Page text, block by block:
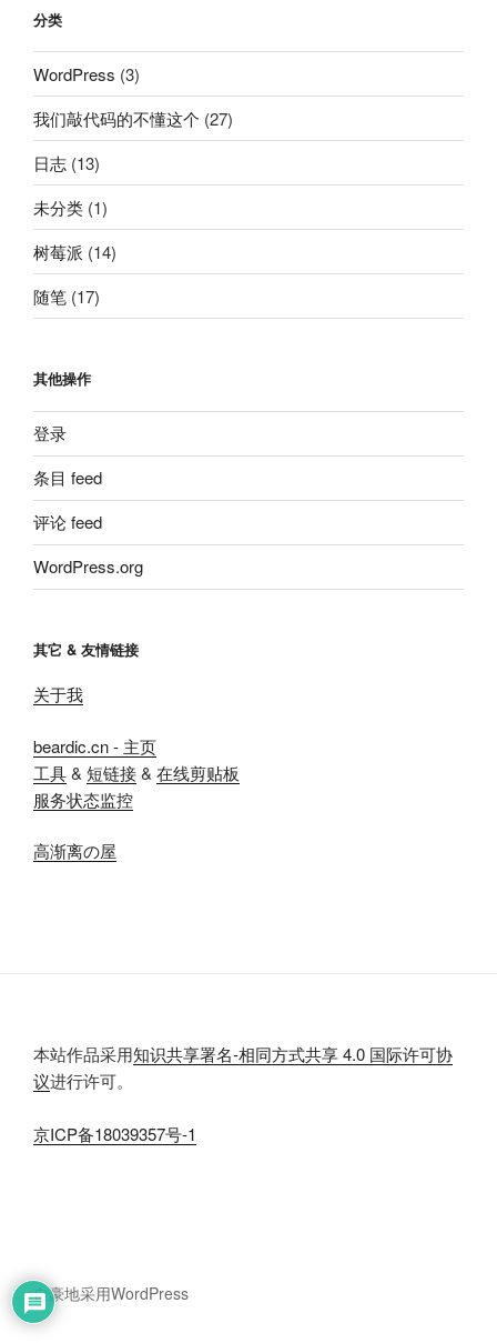
分类
WordPress (3)
我们敲代码的不懂这个 (27)
日志 (13)
未分类 (1)
树莓派 (14)
随笔 (17)
其他操作
登录
条目 feed
评论 feed
WordPress.org
其它 & 友情链接
关于我
beardic.cn - 主页
工具& 短链接& 在线剪贴板
服务状态监控
高渐离の屋
本站作品采用知识共享署名-相同方式共享 4.0 国际许可协
议进行许可。
京ICP备18039357号-1
自豪地采用WordPress